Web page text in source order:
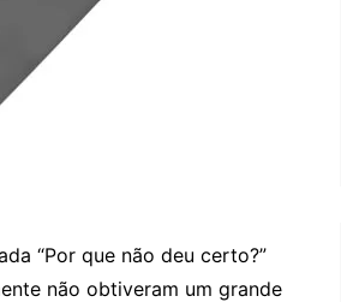
“Por que não deu certo?”
não obtiveram um grande